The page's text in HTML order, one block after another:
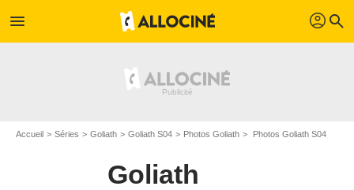
menu profil search
Accueil Séries Goliath Goliath S04 Photos Goliath Photos Goliath S04
Goliath